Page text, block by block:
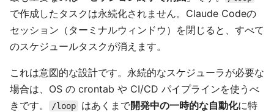
で作成したタスクは永続化されません。Claude Codeの
セッション（ターミナルウィンドウ）を閉じると、すべて
のスケジュールタスクが消えます。
これは意図的な設計です。永続的なスケジューラが必要な
場合は、OS の crontab や CI/CD パイプラインを使うべ
きです。
/loop はあくまで開発中の一時的な自動化に特